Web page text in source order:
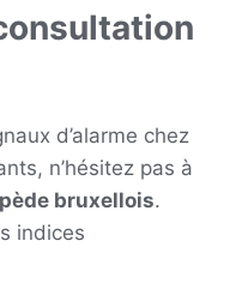
d’alarme chez
n’hésitez pas à
bruxellois.
indices